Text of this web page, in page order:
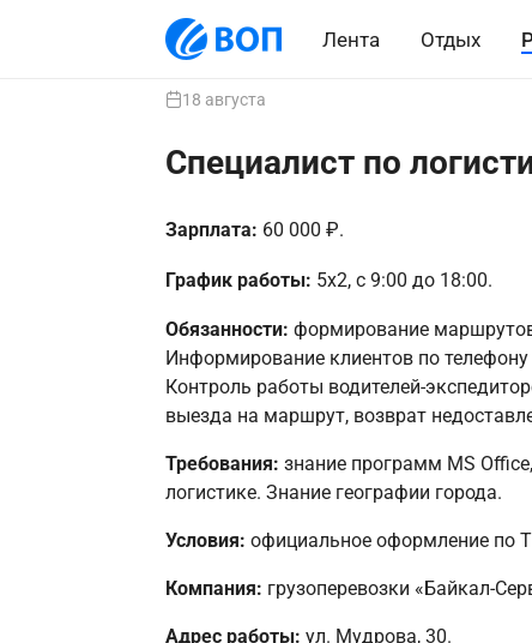
Лента Отдых
18 августа
Специалист по
Зарплата: 60 000 ₽.
График работы: 5х2, с 9:00 до 18:00.
Обязанности: формирование
Информирование клиентов по
Контроль работы водителей-
выезда на маршрут, возврат
Требования: знание программ MS
логистике. Знание географии города.
Условия: официальное оформление по
Компания: грузоперевозки «Байкал-
Адрес работы: ул. Мудрова, 30.